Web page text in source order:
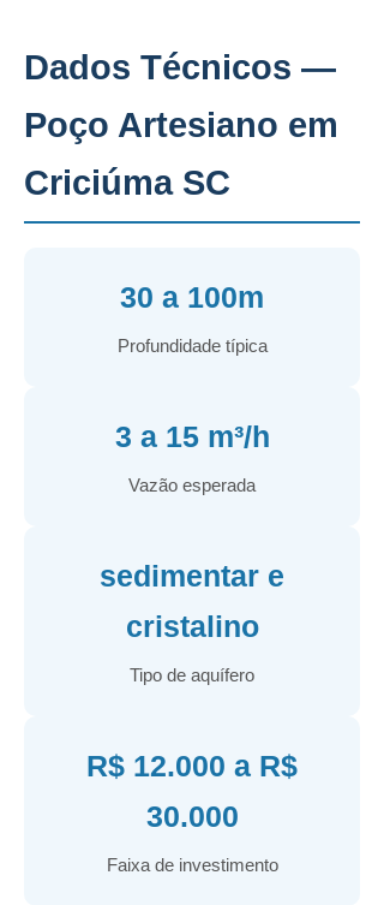
Dados Técnicos —
Poço Artesiano em
Criciúma SC
30 a 100m
Profundidade típica
3 a 15 m³/h
Vazão esperada
sedimentar e
cristalino
Tipo de aquífero
R$ 12.000 a R$
30.000
Faixa de investimento